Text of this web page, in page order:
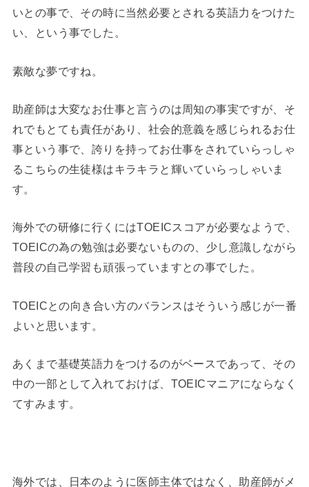
いとの事で、その時に当然必要とされる英語力をつけた
い、という事でした。
素敵な夢ですね。
助産師は大変なお仕事と言うのは周知の事実ですが、そ
れでもとても責任があり、社会的意義を感じられるお仕
事という事で、誇りを持ってお仕事をされていらっしゃ
るこちらの生徒様はキラキラと輝いていらっしゃいま
す。
海外での研修に行くにはTOEICスコアが必要なようで、
TOEICの為の勉強は必要ないものの、少し意識しながら
普段の自己学習も頑張っていますとの事でした。
TOEICとの向き合い方のバランスはそういう感じが一番
よいと思います。
あくまで基礎英語力をつけるのがベースであって、その
中の一部として入れておけば、TOEICマニアにならなく
てすみます。
海外では、日本のように医師主体ではなく、助産師がメ